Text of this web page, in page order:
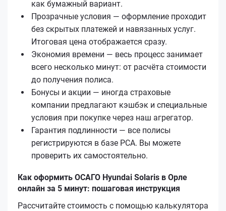
как бумажный вариант.
Прозрачные условия — оформление проходит
без скрытых платежей и навязанных услуг.
Итоговая цена отображается сразу.
Экономия времени — весь процесс занимает
всего несколько минут: от расчёта стоимости
до получения полиса.
Бонусы и акции — иногда страховые
компании предлагают кэшбэк и специальные
условия при покупке через наш агрегатор.
Гарантия подлинности — все полисы
регистрируются в базе РСА. Вы можете
проверить их самостоятельно.
Как оформить ОСАГО Hyundai Solaris в Орле
онлайн за 5 минут: пошаговая инструкция
Рассчитайте стоимость с помощью калькулятора